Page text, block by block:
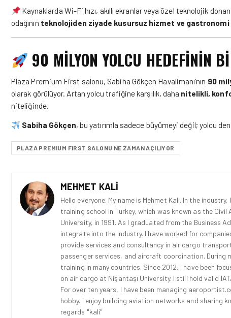
Kaynaklarda Wi-Fi hızı, akıllı ekranlar veya özel teknolojik
odağının teknolojiden ziyade kusursuz hizmet ve gastronomi
90 MİLYON YOLCU HEDEFİNİN
Plaza Premium First salonu, Sabiha Gökçen Havalimanı’nın 90
olarak görülüyor. Artan yolcu trafiğine karşılık, daha nitelikli,
niteliğinde.
Sabiha Gökçen, bu yatırımla sadece büyümeyi değil; yolcu
PLAZA PREMIUM FIRST SALONU NE ZAMAN AÇILIYOR
MEHMET KALI
Hello everyone. My name is Mehmet Kali. In the
training school in Turkey, which was known as the
University, in 1991. As I graduated from the Business
integrate into the industry. I have worked for
provide services and consultancy in air cargo
passenger services, and aircraft coordination.
training in many countries. Since 2012, I have been
on air cargo at Nişantaşı University. I still hold valid
For over ten years, I have been managing
hobby. I enjoy building aviation networks and sharing
regards "kali"